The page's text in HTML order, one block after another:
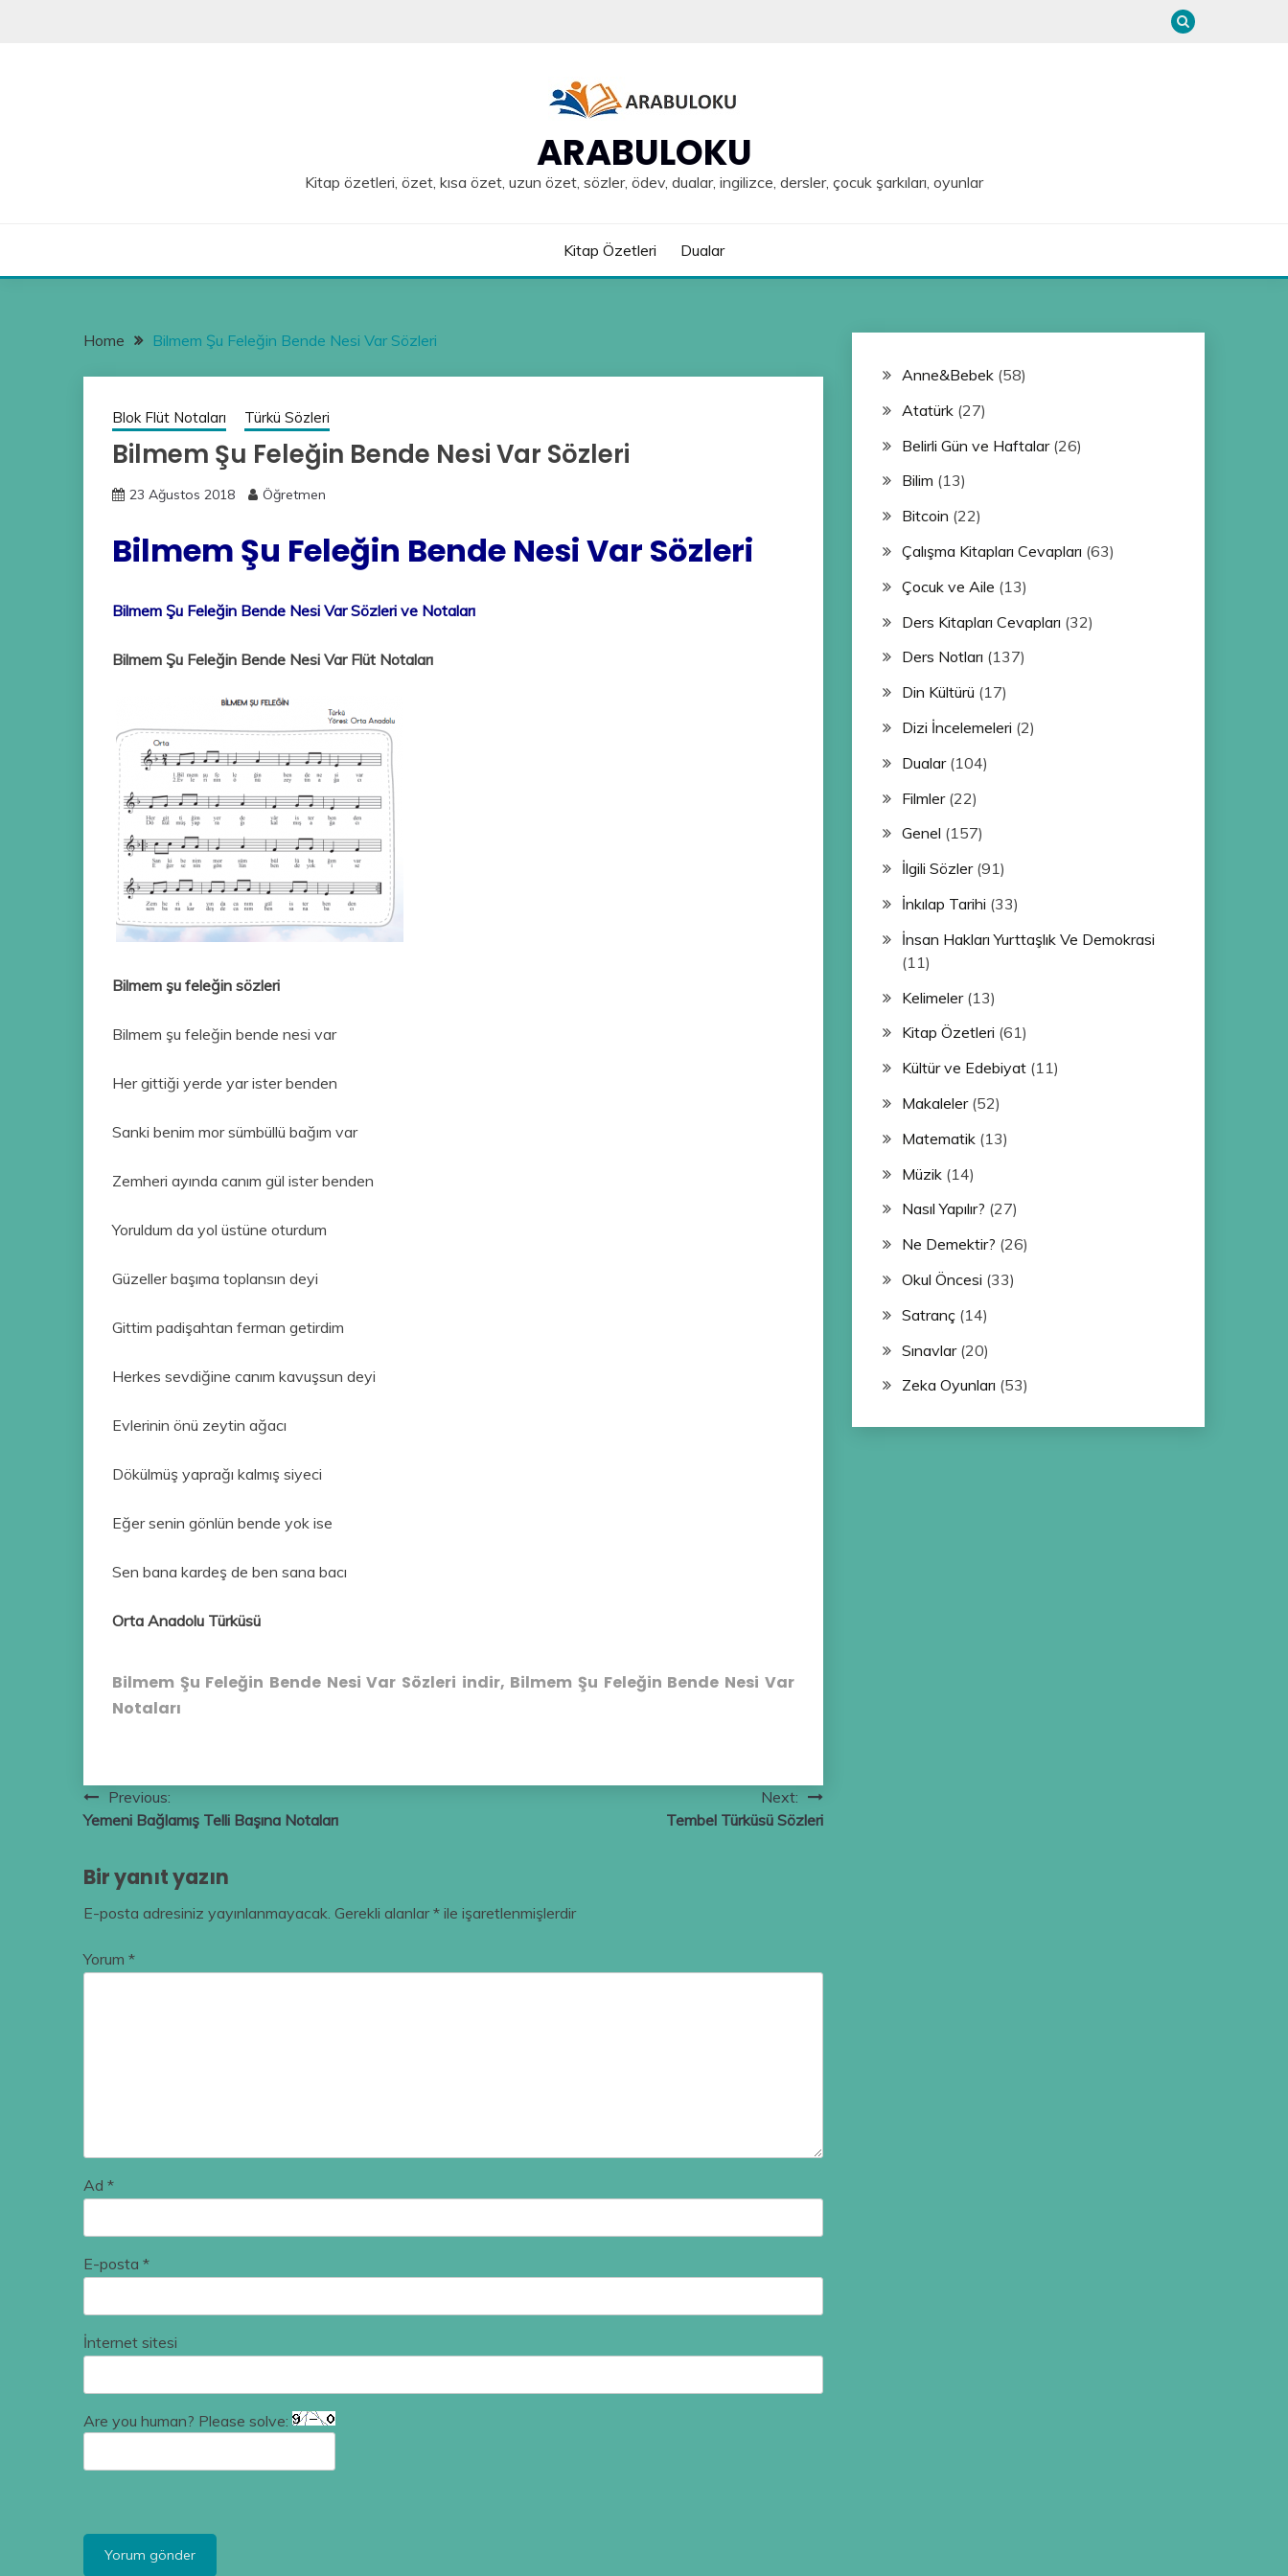
ARABULOKU
Kitap özetleri, özet, kısa özet, uzun özet, sözler, ödev, dualar, ingilizce, dersler, çocuk şarkıları, oyunlar
Kitap Özetleri Dualar
Home Bilmem Şu Feleğin Bende Nesi Var Sözleri
Blok Flüt Notaları Türkü Sözleri
Bilmem Şu Feleğin Bende Nesi Var Sözleri
23 Ağustos 2018 Öğretmen
Bilmem Şu Feleğin Bende Nesi Var Sözleri
Bilmem Şu Feleğin Bende Nesi Var Sözleri ve Notaları
Bilmem Şu Feleğin Bende Nesi Var Flüt Notaları
Bilmem şu feleğin sözleri
Bilmem şu feleğin bende nesi var
Her gittiği yerde yar ister benden
Sanki benim mor sümbüllü bağım var
Zemheri ayında canım gül ister benden
Yoruldum da yol üstüne oturdum
Güzeller başıma toplansın deyi
Gittim padişahtan ferman getirdim
Herkes sevdiğine canım kavuşsun deyi
Evlerinin önü zeytin ağacı
Dökülmüş yaprağı kalmış siyeci
Eğer senin gönlün bende yok ise
Sen bana kardeş de ben sana bacı
Orta Anadolu Türküsü
Bilmem Şu Feleğin Bende Nesi Var Sözleri indir, Bilmem Şu Feleğin Bende Nesi Var
Notaları
Yazı
gezinmesi
Previous:
Yemeni Bağlamış Telli Başına Notaları
Next:
Tembel Türküsü Sözleri
Bir yanıt yazın
E-posta adresiniz yayınlanmayacak. Gerekli alanlar* ile işaretlenmişlerdir
Yorum *
Ad *
E-posta *
İnternet sitesi
Are you human? Please solve:
Anne&Bebek(58)
Atatürk(27)
Belirli Gün ve Haftalar(26)
Bilim (13)
Bitcoin (22)
Çalışma Kitapları Cevapları (63)
Çocuk ve Aile (13)
Ders Kitapları Cevapları (32)
Ders Notları (137)
Din Kültürü (17)
Dizi İncelemeleri (2)
Dualar(104)
Filmler(22)
Genel (157)
İlgili Sözler(91)
İnkılap Tarihi (33)
İnsan Hakları Yurttaşlık Ve Demokrasi
(11)
Kelimeler(13)
Kitap Özetleri (61)
Kültür ve Edebiyat(11)
Makaleler(52)
Matematik(13)
Müzik(14)
Nasıl Yapılır? (27)
Ne Demektir? (26)
Okul Öncesi (33)
Satranç(14)
Sınavlar(20)
Zeka Oyunları (53)